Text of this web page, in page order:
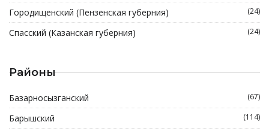
Городищенский (Пензенская губерния) (24)
Спасский (Казанская губерния) (24)
Районы
Базарносызганский (67)
Барышский (114)